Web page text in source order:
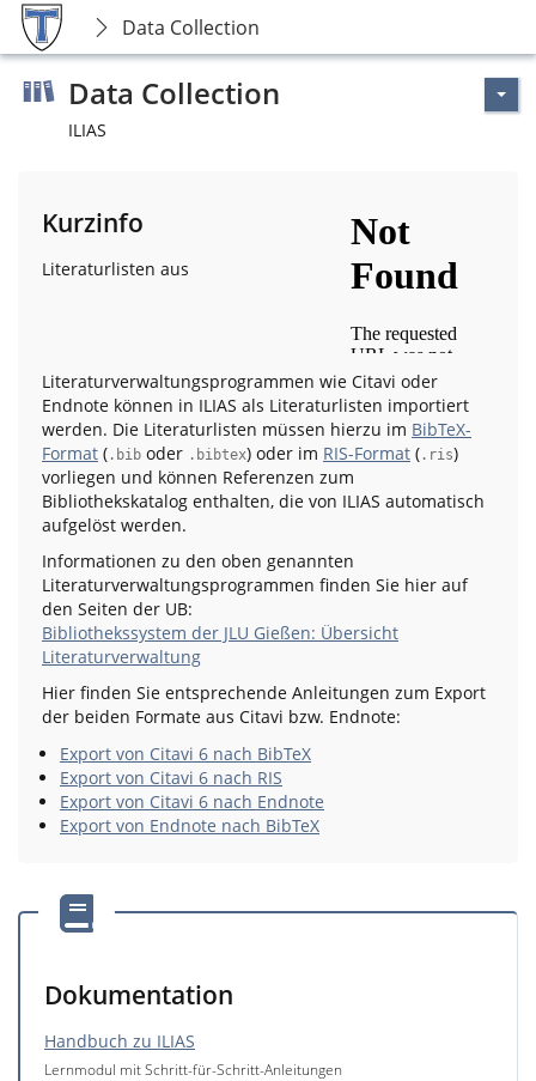
Data Collection
Data Collection
ILIAS
Kurzinfo
Literaturlisten aus
Literaturverwaltungsprogrammen wie Citavi oder
Endnote können in ILIAS als Literaturlisten importiert
werden. Die Literaturlisten müssen hierzu im BibTeX-
Format ( .bib oder .bibtex) oder im RIS-Format ( .ris)
vorliegen und können Referenzen zum
Bibliothekskatalog enthalten, die von ILIAS automatisch
aufgelöst werden.
Informationen zu den oben genannten
Literaturverwaltungsprogrammen finden Sie hier auf
den Seiten der UB:
Bibliothekssystem der JLU Gießen: Übersicht
Literaturverwaltung
Hier finden Sie entsprechende Anleitungen zum Export
der beiden Formate aus Citavi bzw. Endnote:
Export von Citavi 6 nach BibTeX
Export von Citavi 6 nach RIS
Export von Citavi 6 nach Endnote
Export von Endnote nach BibTeX
Dokumentation
Handbuch zu ILIAS
Lernmodul mit Schritt-für-Schritt-Anleitungen